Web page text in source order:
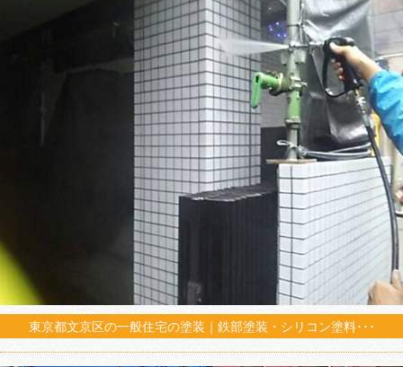
東京都文京区の一般住宅の塗装｜鉄部塗装・シリコン塗料･･･